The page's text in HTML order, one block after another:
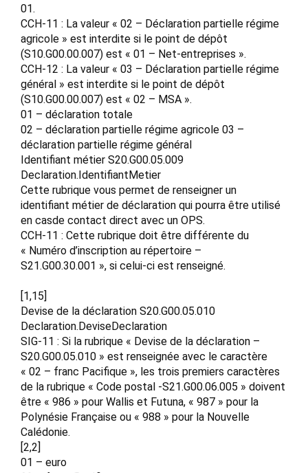
01.
CCH-11 : La valeur « 02 – Déclaration partielle régime
agricole » est interdite si le point de dépôt
(S10.G00.00.007) est « 01 – Net-entreprises ».
CCH-12 : La valeur « 03 – Déclaration partielle régime
général » est interdite si le point de dépôt
(S10.G00.00.007) est « 02 – MSA ».
01 – déclaration totale
02 – déclaration partielle régime agricole 03 –
déclaration partielle régime général
Identifiant métier S20.G00.05.009
Declaration.IdentifiantMetier
Cette rubrique vous permet de renseigner un
identifiant métier de déclaration qui pourra être utilisé
en casde contact direct avec un OPS.
CCH-11 : Cette rubrique doit être différente du
« Numéro d’inscription au répertoire –
S21.G00.30.001 », si celui-ci est renseigné.
[1,15]
Devise de la déclaration S20.G00.05.010
Declaration.DeviseDeclaration
SIG-11 : Si la rubrique « Devise de la déclaration –
S20.G00.05.010 » est renseignée avec le caractère
« 02 – franc Pacifique », les trois premiers caractères
de la rubrique « Code postal -S21.G00.06.005 » doivent
être « 986 » pour Wallis et Futuna, « 987 » pour la
Polynésie Française ou « 988 » pour la Nouvelle
Calédonie.
[2,2]
01 – euro